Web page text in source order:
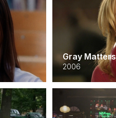
Gray Matters
2006